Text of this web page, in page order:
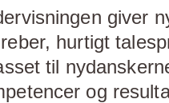
giver
hurtigt
til
og